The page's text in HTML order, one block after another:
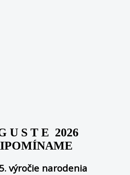
U S T E 2026
výročie narodenia